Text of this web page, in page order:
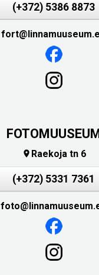
(+372) 5386 8873
 Raekoja tn 6
(+372) 5331 7361